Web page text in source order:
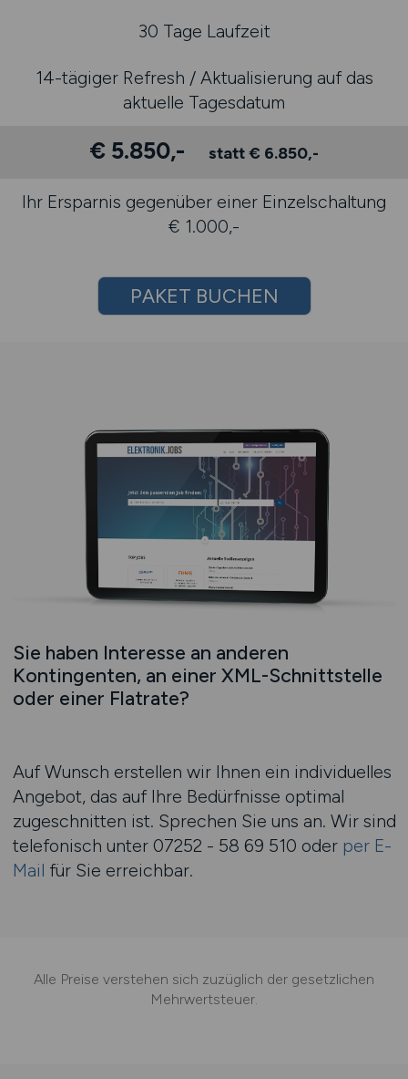
30 Tage Laufzeit
14-tägiger Refresh / Aktualisierung auf das
aktuelle Tagesdatum
€ 5.850,- statt € 6.850,-
Ihr Ersparnis gegenüber einer Einzelschaltung
€ 1.000,-
PAKET BUCHEN
Sie haben Interesse an anderen
Kontingenten, an einer XML-Schnittstelle
oder einer Flatrate?
Auf Wunsch erstellen wir Ihnen ein individuelles
Angebot, das auf Ihre Bedürfnisse optimal
zugeschnitten ist. Sprechen Sie uns an. Wir sind
telefonisch unter 07252 - 58 69 510 oder per E-
Mail für Sie erreichbar.
Alle Preise verstehen sich zuzüglich der gesetzlichen
Mehrwertsteuer.